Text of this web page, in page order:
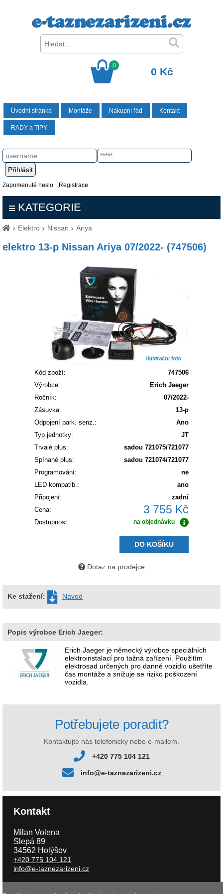
0
0 Kč
Úvodní stránka Montáže Nákupní řád Kontakt
RADY a TIPY
Zapomenuté heslo Registrace
KATEGORIE
Elektro Nissan Ariya
elektro 13-p Nissan Ariya 07/2022- (747506)
Kód zboží:
747506
Výrobce:
Erich Jaeger
Ročník:
07/2022-
Zásuvka:
13-p
Odpojení park. senz.:
Ano
Typ jednotky:
JT
Trvalé plus:
sadou 721075/721077
Spínané plus:
sadou 721074/721077
Programování:
ne
LED kompatib.:
ano
Připojení:
zadní
Cena:
3 755 Kč
Dostupnost: na objednávku
DO KOŠÍKU
Dotaz na prodejce
Ke stažení: Návod
Popis výrobce Erich Jaeger:
Erich Jaeger je německý výrobce speciálních
elektroinstalací pro tažná zařízení. Použitím
elektrosad určených pro danné vozidlo ušetříte
čas montáže a snižuje se riziko poškození
vozidla.
Potřebujete poradit?
Kontaktujte nás telefonicky nebo e-mailem.
+420 775 104 121
info@e-taznezarizeni.cz
Kontakt
Milan Volena
Slepá 89
34562 Holýšov
+420 775 104 121
info@e-taznezarizeni.cz